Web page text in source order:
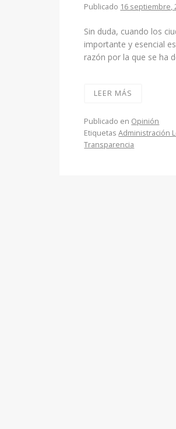
Publicado 16 septiembre,
Sin duda, cuando los
importante y esencial
razón por la que se ha
LEER MÁS
Publicado en Opinión
EtiquetasAdministración
Transparencia